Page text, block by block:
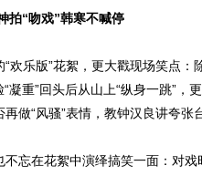
拍“吻戏”韩寒不喊停
乐版”花絮，更大戳现场笑点：
重”回头后从山上“纵身一跳”，
做“风骚”表情，教钟汉良讲夸张
在花絮中演绎搞笑一面：对戏